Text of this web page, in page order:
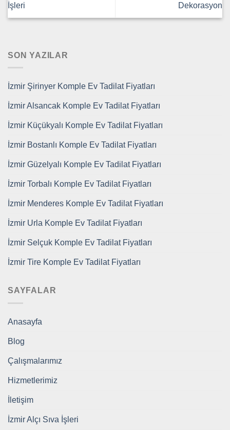
İşleri
Dekorasyon
SON YAZILAR
İzmir Şirinyer Komple Ev Tadilat Fiyatları
İzmir Alsancak Komple Ev Tadilat Fiyatları
İzmir Küçükyalı Komple Ev Tadilat Fiyatları
İzmir Bostanlı Komple Ev Tadilat Fiyatları
İzmir Güzelyalı Komple Ev Tadilat Fiyatları
İzmir Torbalı Komple Ev Tadilat Fiyatları
İzmir Menderes Komple Ev Tadilat Fiyatları
İzmir Urla Komple Ev Tadilat Fiyatları
İzmir Selçuk Komple Ev Tadilat Fiyatları
İzmir Tire Komple Ev Tadilat Fiyatları
SAYFALAR
Anasayfa
Blog
Çalışmalarımız
Hizmetlerimiz
İletişim
İzmir Alçı Sıva İşleri